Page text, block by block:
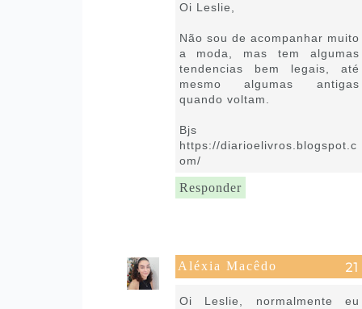
Oi Leslie,
Não sou de acompanhar muito
a moda, mas tem algumas
tendencias bem legais, até
mesmo algumas antigas
quando voltam.
Bjs
https://diarioelivros.blogspot.c
om/
Responder
Aléxia Macêdo
Oi Leslie, normalmente eu